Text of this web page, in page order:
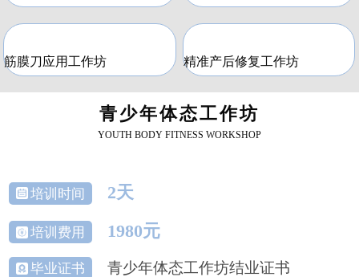
筋膜刀应用工作坊 精准产后修复工作坊
青少年体态工作坊
YOUTH BODY FITNESS WORKSHOP
培训时间 2天
培训费用 1980元
毕业证书 青少年体态工作坊结业证书